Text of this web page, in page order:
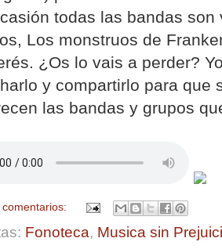
todas las bandas
Los monstruos de
¿Os lo vais a perder?
y compartirlo para que
las bandas y grupos
comentarios:
Fonoteca, Musica sin